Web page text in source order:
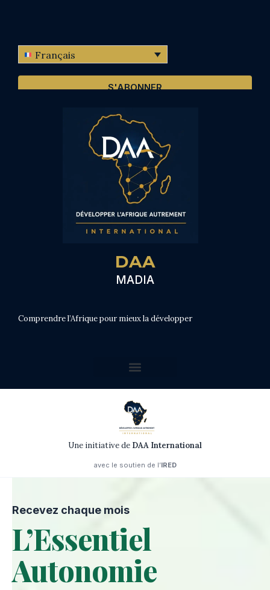
Français
S'ABONNER
DAA
MADIA
Comprendre l’Afrique pour mieux la développer
Une initiative de DAA International
avec le soutien de l’IRED
Recevez chaque mois
L’Essentiel
Autonomie